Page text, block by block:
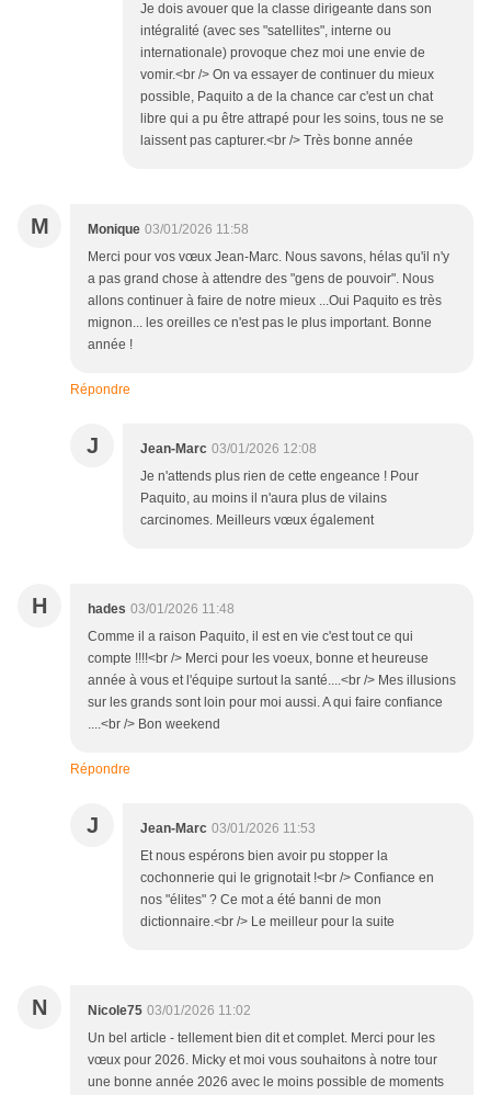
Je dois avouer que la classe dirigeante dans son
intégralité (avec ses "satellites", interne ou
internationale) provoque chez moi une envie de
vomir.<br /> On va essayer de continuer du mieux
possible, Paquito a de la chance car c'est un chat
libre qui a pu être attrapé pour les soins, tous ne se
laissent pas capturer.<br /> Très bonne année
M Monique 03/01/2026 11:58
Merci pour vos vœux Jean-Marc. Nous savons, hélas qu'il n'y
a pas grand chose à attendre des "gens de pouvoir". Nous
allons continuer à faire de notre mieux ...Oui Paquito es très
mignon... les oreilles ce n'est pas le plus important. Bonne
année !
Répondre
J Jean-Marc 03/01/2026 12:08
Je n'attends plus rien de cette engeance ! Pour
Paquito, au moins il n'aura plus de vilains
carcinomes. Meilleurs vœux également
H hades 03/01/2026 11:48
Comme il a raison Paquito, il est en vie c'est tout ce qui
compte !!!!<br /> Merci pour les voeux, bonne et heureuse
année à vous et l'équipe surtout la santé....<br /> Mes illusions
sur les grands sont loin pour moi aussi. A qui faire confiance
....<br /> Bon weekend
Répondre
J Jean-Marc 03/01/2026 11:53
Et nous espérons bien avoir pu stopper la
cochonnerie qui le grignotait !<br /> Confiance en
nos "élites" ? Ce mot a été banni de mon
dictionnaire.<br /> Le meilleur pour la suite
N Nicole75 03/01/2026 11:02
Un bel article - tellement bien dit et complet. Merci pour les
vœux pour 2026. Micky et moi vous souhaitons à notre tour
une bonne année 2026 avec le moins possible de moments